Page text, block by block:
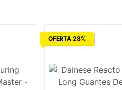
OFERTA 28%